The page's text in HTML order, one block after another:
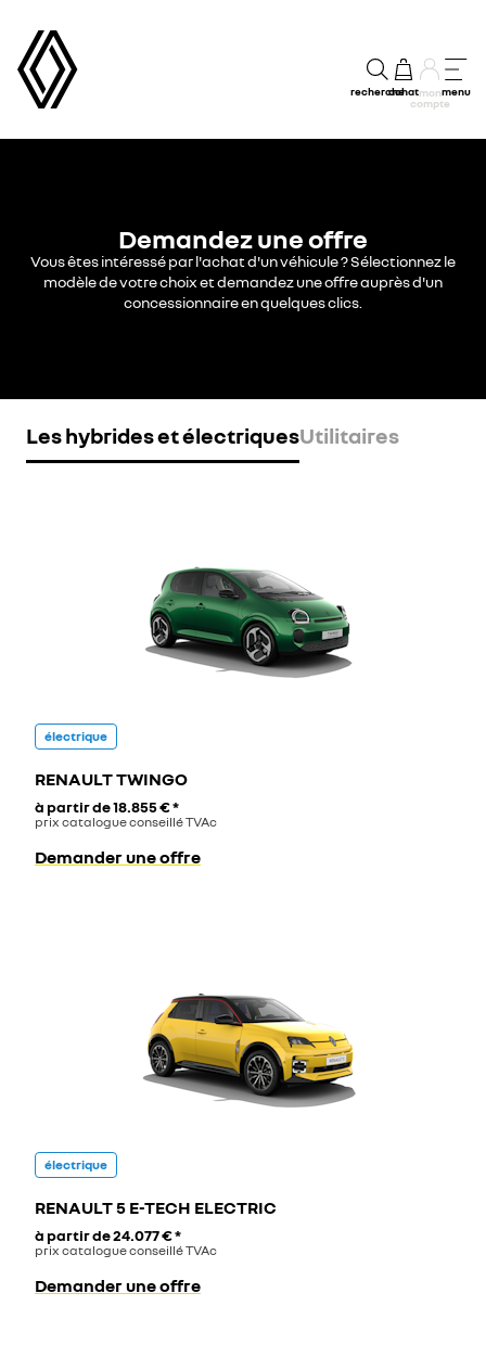
rechercheachatmon
compte
menu
Demandez une offre
Vous êtes intéressé par l'achat d'un véhicule ? Sélectionnez le
modèle de votre choix et demandez une offre auprès d'un
concessionnaire en quelques clics.
Les hybrides et électriquesUtilitaires
électrique
RENAULT TWINGO
à partir de18.855 €*
prix catalogue conseillé TVAc
Demander une offre
électrique
RENAULT 5 E-TECH ELECTRIC
à partir de24.077 €*
prix catalogue conseillé TVAc
Demander une offre